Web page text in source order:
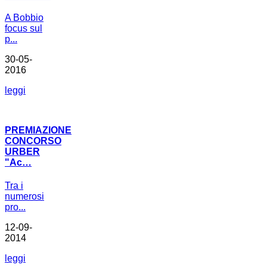
A Bobbio
focus sul
p...
30-05-
2016
leggi
PREMIAZIONE
CONCORSO
URBER
"Ac…
Tra i
numerosi
pro...
12-09-
2014
leggi